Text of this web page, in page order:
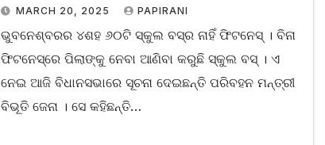
MARCH 20, 2025 PAPIRANI
ଭୁବନେଶ୍ବରର ୪ଶହ ୬୦ଟି ସ୍କୁଲ ବସ୍‌ର ନାହିଁ ଫିଟନେସ୍‌ । ବିନା
ଫିଟନେସ୍‌ରେ ପିଲାଙ୍କୁ ନେବା ଆଣିବା କରୁଛି ସ୍କୁଲ ବସ୍ । ଏ
ନେଇ ଆଜି ବିଧାନସଭାରେ ସୂଚନା ଦେଇଛନ୍ତି ପରିବହନ ମନ୍ତ୍ରୀ
ବିଭୂତି ଜେନା । ସେ କହିଛନ୍ତି…